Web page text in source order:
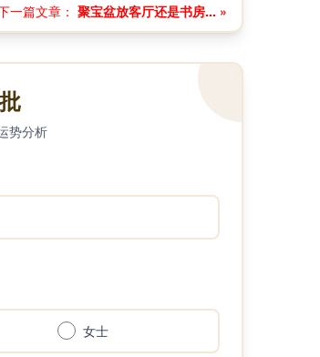
一篇文章： 聚宝盆放客厅还是书房... »
势分析
女士